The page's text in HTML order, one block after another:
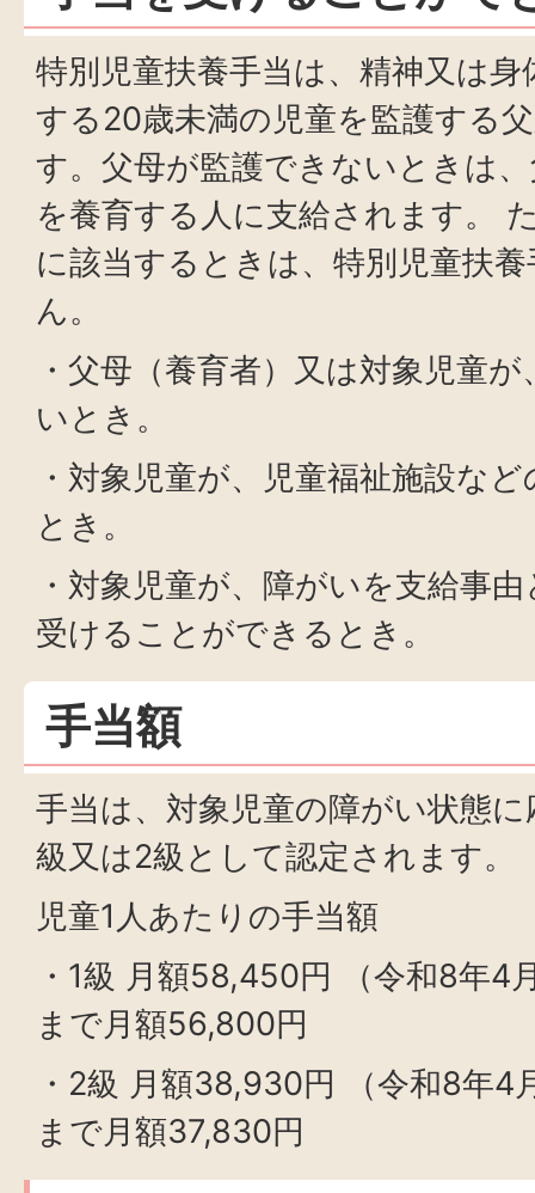
特別児童扶養手当は、精神又は
する20歳未満の児童を監護する
す。父母が監護できないときは
を養育する人に支給されます。
に該当するときは、特別児童扶
ん。
・父母（養育者）又は対象児童
いとき。
・対象児童が、児童福祉施設な
とき。
・対象児童が、障がいを支給事
受けることができるとき。
手当額
手当は、対象児童の障がい状態
級又は2級として認定されます。
児童1人あたりの手当額
・1級 月額58,450円 （令和8年4
まで月額56,800円
・2級 月額38,930円 （令和8年4
まで月額37,830円